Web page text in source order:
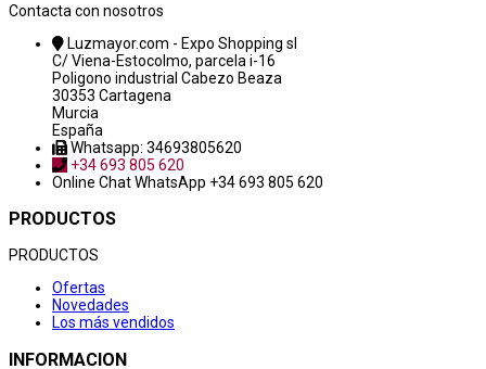
Contacta con nosotros
Luzmayor.com - Expo Shopping sl
C/ Viena-Estocolmo, parcela i-16
Poligono industrial Cabezo Beaza
30353 Cartagena
Murcia
España
Whatsapp: 34693805620
+34 693 805 620
Online ChatWhatsApp +34 693 805 620
PRODUCTOS
PRODUCTOS
Ofertas
Novedades
Los más vendidos
INFORMACION